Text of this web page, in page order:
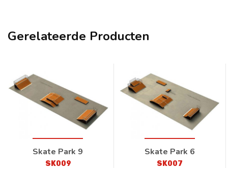
Gerelateerde Producten
Skate Park 9
SK009
Skate Park 6
SK007